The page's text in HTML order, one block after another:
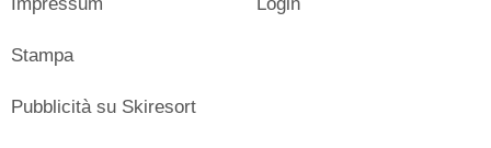
Stampa
Pubblicità su Skiresort